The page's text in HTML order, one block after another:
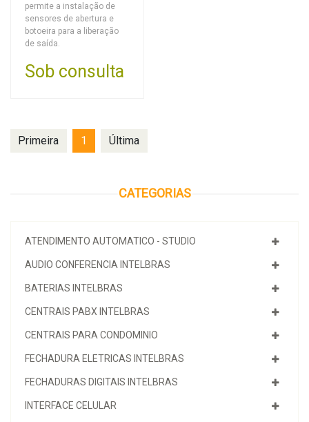
CATEGORIAS
ATENDIMENTO AUTOMATICO - STUDIO
AUDIO CONFERENCIA INTELBRAS
BATERIAS INTELBRAS
CENTRAIS PABX INTELBRAS
CENTRAIS PARA CONDOMINIO
FECHADURA ELETRICAS INTELBRAS
FECHADURAS DIGITAIS INTELBRAS
INTERFACE CELULAR
permite a instalação de
sensores de abertura e
botoeira para a liberação
de saída.
Sob consulta
Primeira 1 Última